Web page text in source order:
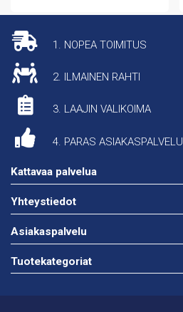
1. NOPEA TOIMITUS
2. ILMAINEN RAHTI
3. LAAJIN VALIKOIMA
4. PARAS ASIAKASPALVELU
Kattavaa palvelua
Yhteystiedot
Asiakaspalvelu
Tuotekategoriat